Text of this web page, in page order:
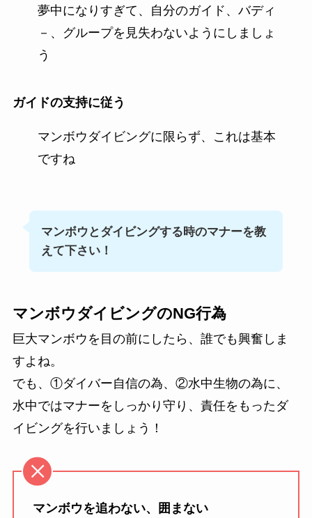
夢中になりすぎて、自分のガイド、バディ
－、グループを見失わないようにしましょ
う
ガイドの支持に従う
マンボウダイビングに限らず、これは基本
ですね
マンボウとダイビングする時のマナーを教
えて下さい！
マンボウダイビングのNG行為
巨大マンボウを目の前にしたら、誰でも興奮しま
すよね。
でも、①ダイバー自信の為、②水中生物の為に、
水中ではマナーをしっかり守り、責任をもったダ
イビングを行いましょう！
マンボウを追わない、囲まない